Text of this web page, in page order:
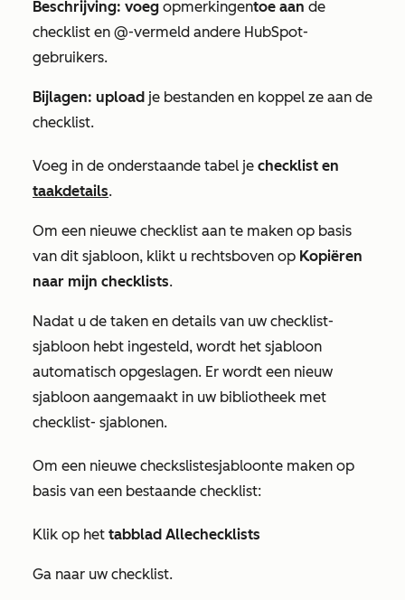
Beschrijving: voeg opmerkingentoe aan de
checklist en @-vermeld andere HubSpot-
gebruikers.
Bijlagen: upload je bestanden en koppel ze aan de
checklist.
Voeg in de onderstaande tabel je checklist en
taakdetails.
Om een nieuwe checklist aan te maken op basis
van dit sjabloon, klikt u rechtsboven op Kopiëren
naar mijn checklists.
Nadat u de taken en details van uw checklist-
sjabloon hebt ingesteld, wordt het sjabloon
automatisch opgeslagen. Er wordt een nieuw
sjabloon aangemaakt in uw bibliotheek met
checklist- sjablonen.
Om een nieuwe checkslistesjabloonte maken op
basis van een bestaande checklist:
Klik op het tabblad Allechecklists
Ga naar uw checklist.